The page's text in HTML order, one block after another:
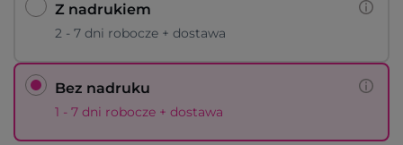
Z nadrukiem
2 - 7 dni robocze + dostawa
Bez nadruku
1 - 7 dni robocze + dostawa